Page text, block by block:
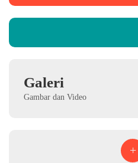
Galeri
Gambar dan Video
+